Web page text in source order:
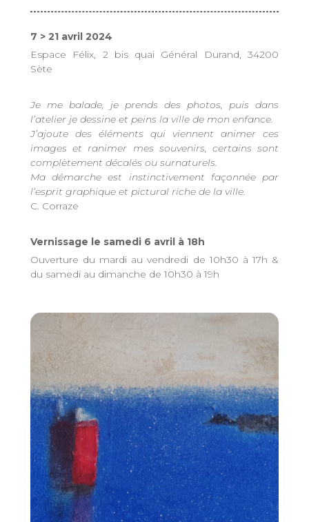
7 > 21 avril 2024
Espace Félix, 2 bis quai Général Durand, 34200
Sète
Je me balade, je prends des photos, puis dans
l’atelier je dessine et peins la ville de mon enfance.
J’ajoute des éléments qui viennent animer ces
images et ranimer mes souvenirs, certains sont
complètement décalés ou surnaturels.
Ma démarche est instinctivement façonnée par
l’esprit graphique et pictural riche de la ville.
C. Corraze
Vernissage le samedi 6 avril à 18h
Ouverture du mardi au vendredi de 10h30 à 17h &
du samedi au dimanche de 10h30 à 19h